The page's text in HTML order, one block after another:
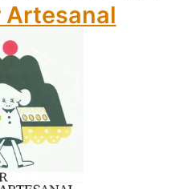
Artesanal